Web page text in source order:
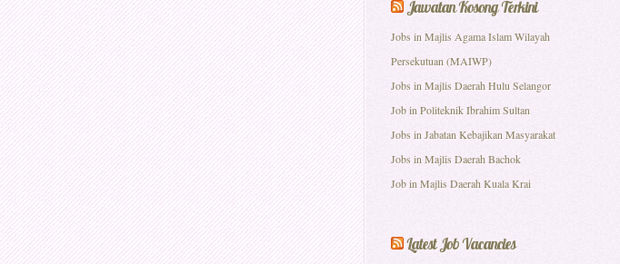
Jawatan Kosong Terkini
Jobs in Majlis Agama Islam Wilayah
Persekutuan (MAIWP)
Jobs in Majlis Daerah Hulu Selangor
Job in Politeknik Ibrahim Sultan
Jobs in Jabatan Kebajikan Masyarakat
Jobs in Majlis Daerah Bachok
Job in Majlis Daerah Kuala Krai
Latest Job Vacancies